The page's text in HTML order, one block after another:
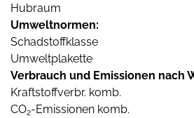
Hubraum
Umweltnormen:
Schadstoffklasse
Umweltplakette
Verbrauch und Emissionen nach
Kraftstoffverbr. komb.
CO2-Emissionen komb.